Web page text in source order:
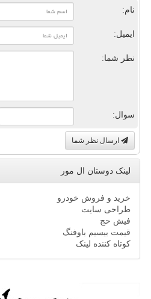
نام:
ایمیل:
نظر شما:
سوال:
ارسال نظر شما
لینک دوستان ال مور
خرید و فروش خودرو
طراحی سایت
فیش حج
قیمت بیسیم باوفنگ
کوتاه کننده لینک